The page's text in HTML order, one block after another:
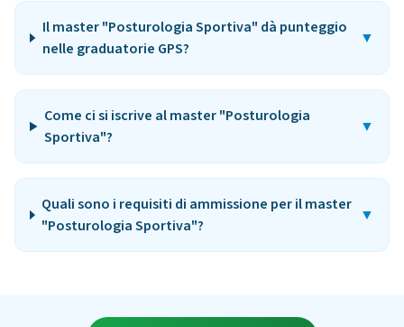
Il master "Posturologia Sportiva" dà punteggio
nelle graduatorie GPS?
▼
Come ci si iscrive al master "Posturologia
Sportiva"?
▼
Quali sono i requisiti di ammissione per il master
"Posturologia Sportiva"?
▼